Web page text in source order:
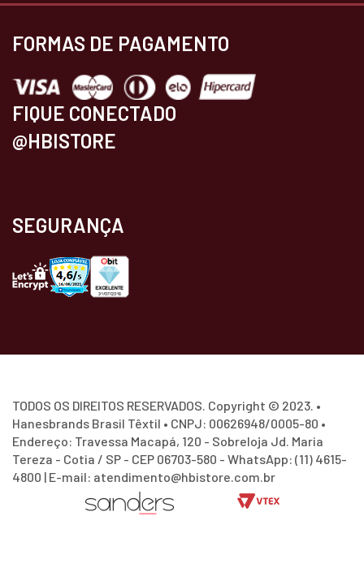
FORMAS DE PAGAMENTO
FIQUE CONECTADO
@HBISTORE
SEGURANÇA
TODOS OS DIREITOS RESERVADOS. Copyright © 2023. •
Hanesbrands Brasil Têxtil • CNPJ: 00626948/0005-80 •
Endereço: Travessa Macapá, 120 - Sobreloja Jd. Maria
Tereza - Cotia / SP - CEP 06703-580 - WhatsApp: (11) 4615-
4800 | E-mail: atendimento@hbistore.com.br